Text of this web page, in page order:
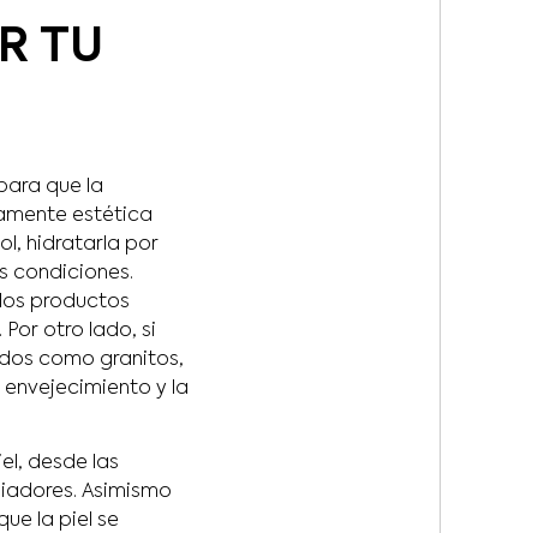
TU
que la
estética
hidratarla por
condiciones.
productos
otro lado, si
como granitos,
y la
desde las
Asimismo
la piel se